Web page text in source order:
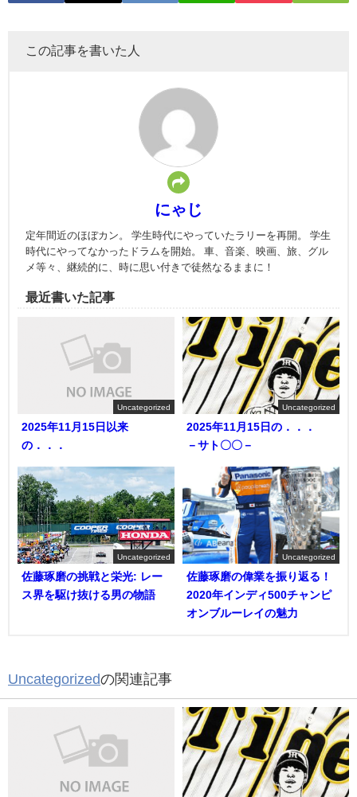
この記事を書いた人
にゃじ
定年間近のほぼカン。 学生時代にやっていたラリーを再開。 学生
時代にやってなかったドラムを開始。 車、音楽、映画、旅、グル
メ等々、継続的に、時に思い付きで徒然なるままに！
最近書いた記事
Uncategorized
2025年11月15日以来
の．．．
Uncategorized
2025年11月15日の．．．
－サト〇〇－
Uncategorized
佐藤琢磨の挑戦と栄光: レー
ス界を駆け抜ける男の物語
Uncategorized
佐藤琢磨の偉業を振り返る！
2020年インディ500チャンピ
オンブルーレイの魅力
Uncategorizedの関連記事